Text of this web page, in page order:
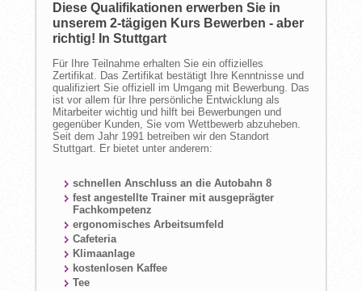
Diese Qualifikationen erwerben Sie in
unserem 2-tägigen Kurs Bewerben - aber
richtig! In Stuttgart
Für Ihre Teilnahme erhalten Sie ein offizielles
Zertifikat. Das Zertifikat bestätigt Ihre Kenntnisse und
qualifiziert Sie offiziell im Umgang mit Bewerbung. Das
ist vor allem für Ihre persönliche Entwicklung als
Mitarbeiter wichtig und hilft bei Bewerbungen und
gegenüber Kunden, Sie vom Wettbewerb abzuheben.
Seit dem Jahr 1991 betreiben wir den Standort
Stuttgart. Er bietet unter anderem:
schnellen Anschluss an die Autobahn 8
fest angestellte Trainer mit ausgeprägter
Fachkompetenz
ergonomisches Arbeitsumfeld
Cafeteria
Klimaanlage
kostenlosen Kaffee
Tee